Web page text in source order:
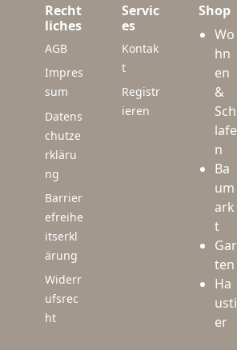
Recht
liches
AGB
Impres
sum
Datens
chutze
rkläru
ng
Barrier
efreihe
itserkl
ärung
Widerr
ufsrec
ht
Servic
es
Kontak
t
Registr
ieren
Shop
Wo
hn
en
&
Sch
lafe
n
Ba
um
ark
t
Gar
ten
Ha
usti
er